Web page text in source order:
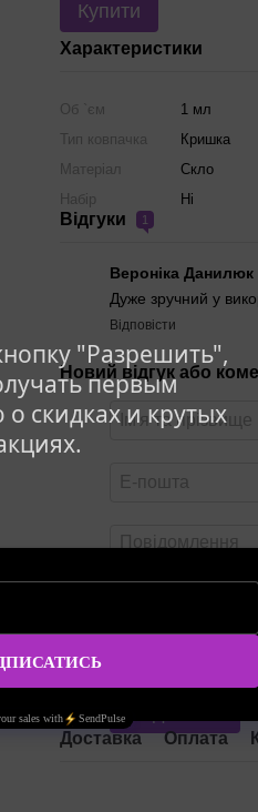
"Разрешить",
первым
скидках и крутых
Купити
Характеристики
Об `єм
1 мл
Тип ковпачка
Кришка
Матеріал
Скло
Набір
Ні
Відгуки 1
Вероніка Данилюк
Дуже зручний у
Відповісти
Новий відгук або
Доставка Оплата